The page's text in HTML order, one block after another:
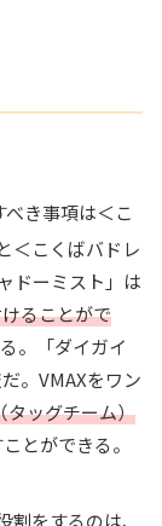
き事項は＜こ
＜こくばバドレ
ドーミスト」は
ることがで
。「ダイガイ
。VMAXをワン
タッグチーム）
とができる。
割をするのは、